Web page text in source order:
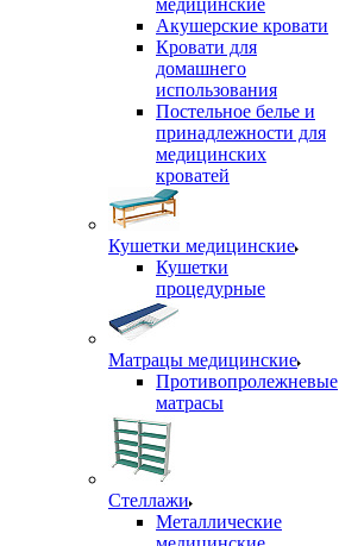
медицинские
Акушерские кровати
Кровати для
домашнего
использования
Постельное белье и
принадлежности для
медицинских
кроватей
Кушетки медицинские
Кушетки
процедурные
Матрацы медицинские
Противопролежневые
матрасы
Стеллажи
Металлические